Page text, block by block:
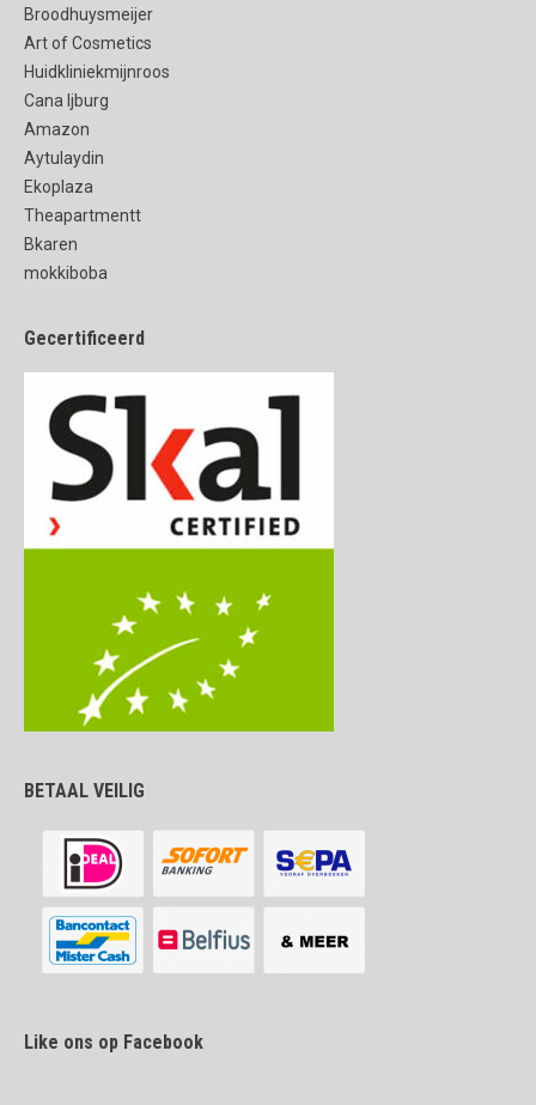
Broodhuysmeijer
Art of Cosmetics
Huidkliniekmijnroos
Cana Ijburg
Amazon
Aytulaydin
Ekoplaza
Theapartmentt
Bkaren
mokkiboba
Gecertificeerd
BETAAL VEILIG
Like ons op Facebook